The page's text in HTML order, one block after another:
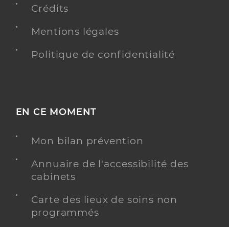
Crédits
Mentions légales
Politique de confidentialité
EN CE MOMENT
Mon bilan prévention
Annuaire de l'accessibilité des
cabinets
Carte des lieux de soins non
programmés